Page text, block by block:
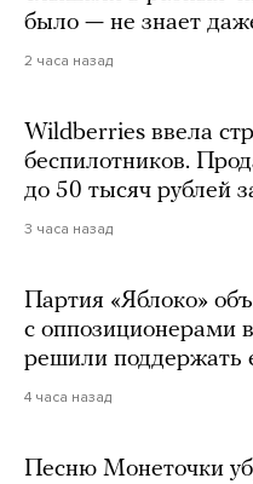
было — не знает
2 часа назад
Wildberries ввела
беспилотников.
до 50 тысяч рублей
3 часа назад
Партия «Яблоко»
с оппозиционерами
решили поддержать
4 часа назад
Песню Монеточки